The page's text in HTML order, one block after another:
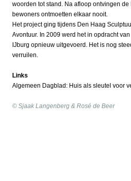
woorden tot stand. Na afloop ontvingen
bewoners ontmoetten elkaar nooit.
Het project ging tijdens Den Haag
Avontuur. In 2009 werd het in opdracht
IJburg opnieuw uitgevoerd. Het is nog
verruilen.
Links
Algemeen Dagblad: Huis als sleutel voor
© Sjaak Langenberg & Rosé de Beer